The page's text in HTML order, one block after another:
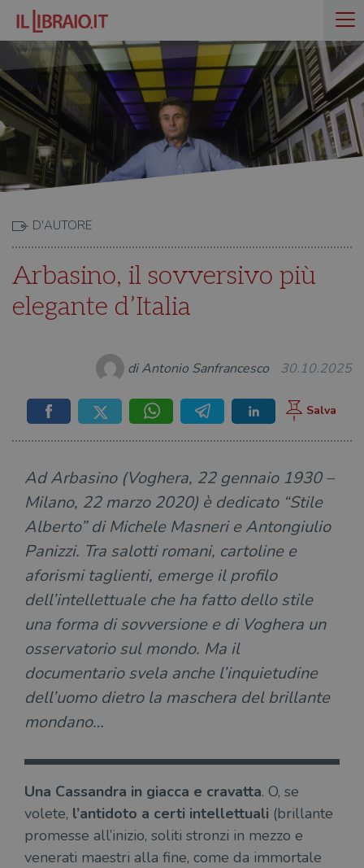
D'AUTORE
Arbasino, il sovversivo più
elegante d’Italia
di Antonio Sanfrancesco 30.10.2025
Ad Arbasino (Voghera, 22 gennaio 1930 –
Milano, 22 marzo 2020) è dedicato “Stile
Alberto” di Michele Masneri e Antongiulio
Panizzi. Tra salotti romani, cartoline e
aforismi taglienti, emerge il profilo
dell’intellettuale che ha fatto dello stile
una forma di sovversione e di Voghera un
osservatorio sul mondo. Ma il
documentario svela anche l’inquietudine
dell’uomo dietro la maschera del brillante
mondano…
Una Cassandra in giacca e cravatta. O, se
volete, l’antidoto a certi intellettuali (brillante
promesse all’inizio, soliti stronzi in mezzo e
venerati maestri alla fine, come da immortale